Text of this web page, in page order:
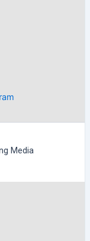
Media